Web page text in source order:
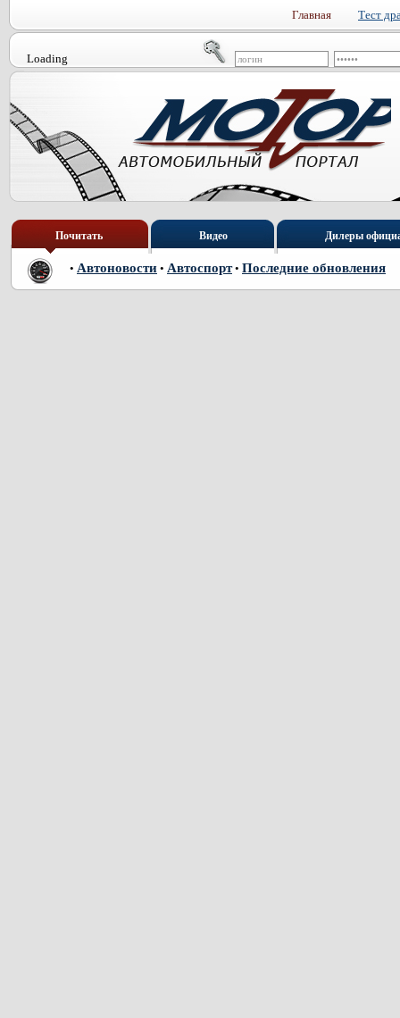
Главная Тест
Loading
Почитать Видео Дилеры
• Автоновости • Автоспорт• Последние обновления